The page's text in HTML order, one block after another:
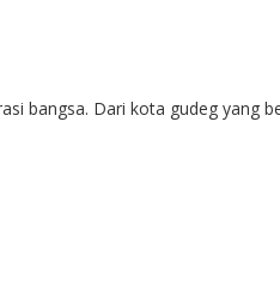
bangsa. Dari kota gudeg yang